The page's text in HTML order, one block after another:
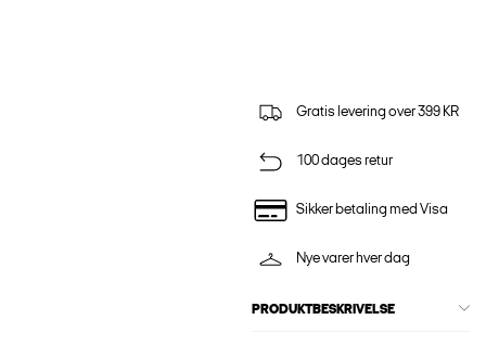
Gratis levering over 399 KR
100 dages retur
Sikker betaling med Visa
Nye varer hver dag
PRODUKTBESKRIVELSE